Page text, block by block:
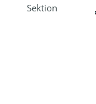
Sektion